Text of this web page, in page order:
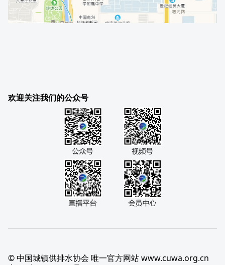
欢迎关注我们的公众号
© 中国城镇供排水协会 唯一官方网站 www.cuwa.org.cn